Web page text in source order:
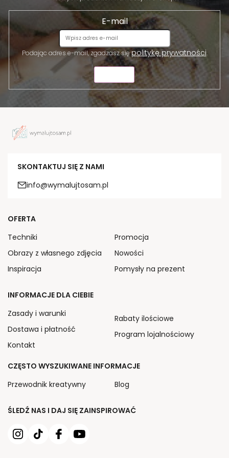
E-mail
Podając adres e-mail, zgadzasz siępolitykę prywatności.
SKONTAKTUJ SIĘ Z NAMI
info@wymalujtosam.pl
ŚLEDŹ NAS I DAJ SIĘ ZAINSPIROWAĆ
OFERTA
Techniki
Obrazy z własnego zdjęcia
Inspiracja
Promocja
Nowości
Pomysły na prezent
INFORMACJE DLA CIEBIE
Zasady i warunki
Dostawa i płatność
Kontakt
Rabaty ilościowe
Program lojalnościowy
CZĘSTO WYSZUKIWANE INFORMACJE
Przewodnik kreatywny
Blog